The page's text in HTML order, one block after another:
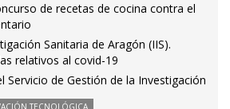
de recetas de cocina contra el
Sanitaria de Aragón (IIS).
relativos al covid-19
Servicio de Gestión de la Investigación
TECNOLÓGICA